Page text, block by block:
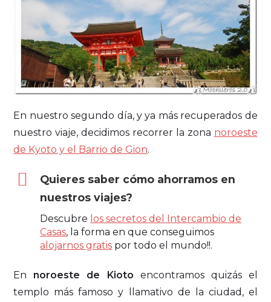
En nuestro segundo día, y ya más recuperados de
nuestro viaje, decidimos recorrer la zona noroeste
de Kyoto y el Barrio de Gion.
Quieres saber cómo ahorramos en
nuestros viajes?
Descubre los secretos del Intercambio de
Casas, la forma en que conseguimos
alojarnos gratis por todo el mundo!!.
En noroeste de Kioto encontramos quizás el
templo más famoso y llamativo de la ciudad, el